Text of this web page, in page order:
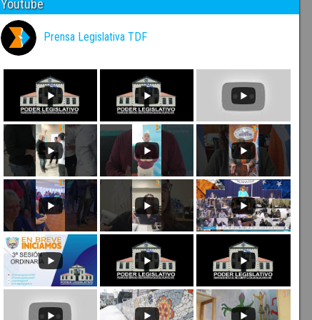
Youtube
Prensa Legislativa TDF